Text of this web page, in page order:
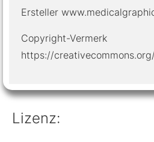
Ersteller
Copyright-Vermerk
https://
Lizenz: